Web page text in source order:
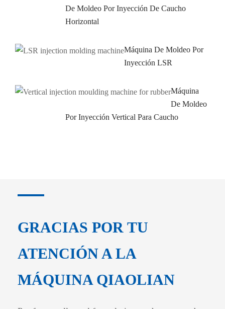
De Moldeo Por Inyección De Caucho
Horizontal
Máquina De Moldeo Por
Inyección LSR
Máquina
De Moldeo
Por Inyección Vertical Para Caucho
GRACIAS POR TU
ATENCIÓN A LA
MÁQUINA QIAOLIAN